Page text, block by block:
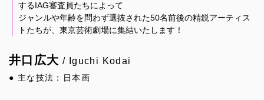
するIAG審査員たちによって
ジャンルや年齢を問わず選抜された50名前後の精鋭アーティス
トたちが、東京芸術劇場に集結いたします！
井口広大 / Iguchi Kodai
● 主な技法：日本画